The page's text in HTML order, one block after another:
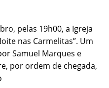
pelas 19h00, a Igreja
nas Carmelitas”. Um
Samuel Marques e
por ordem de chegada,